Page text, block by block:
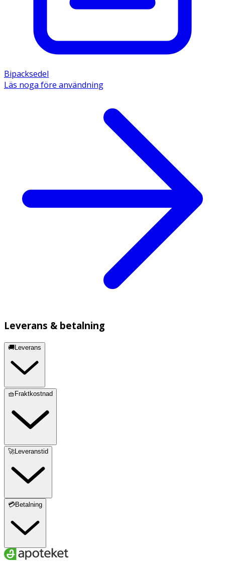
Bipacksedel
Läs noga före användning
Leverans & betalning
🚚Leverans
🧺Fraktkostnad
🚀Leveranstid
💳Betalning